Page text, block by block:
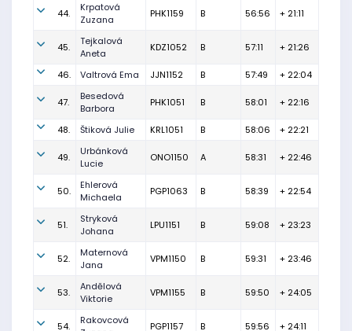
44.
Krpatová
Zuzana
PHK1159 B 56:56 + 21:11
45.
Tejkalová
Aneta
KDZ1052 B 57:11 + 21:26
46. Valtrová Ema JJN1152 B 57:49 + 22:04
47.
Besedová
Barbora
PHK1051 B 58:01 + 22:16
48. Štiková Julie KRL1051 B 58:06 + 22:21
49.
Urbánková
Lucie
ONO1150 A 58:31 + 22:46
50.
Ehlerová
Michaela
PGP1063 B 58:39 + 22:54
51.
Stryková
Johana
LPU1151 B 59:08 + 23:23
52.
Maternová
Jana
VPM1150 B 59:31 + 23:46
53.
Andělová
Viktorie
VPM1155 B 59:50 + 24:05
54.
Rakovcová
PGP1157 B 59:56 + 24:11